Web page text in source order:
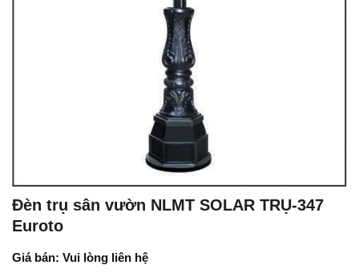
Đèn trụ sân vườn NLMT SOLAR TRỤ-347
Euroto
Giá bán: Vui lòng liên hệ